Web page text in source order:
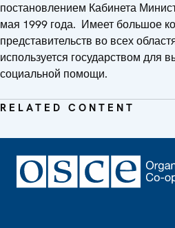
постановлением Кабинета
мая 1999 года. Имеет большое
представительств во всех
используется государством для
социальной помощи.
RELATED CONTENT